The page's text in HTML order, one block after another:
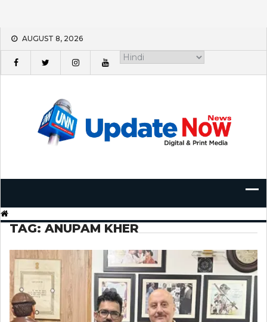
Skip
content
AUGUST 8, 2026
TAG: ANUPAM KHER